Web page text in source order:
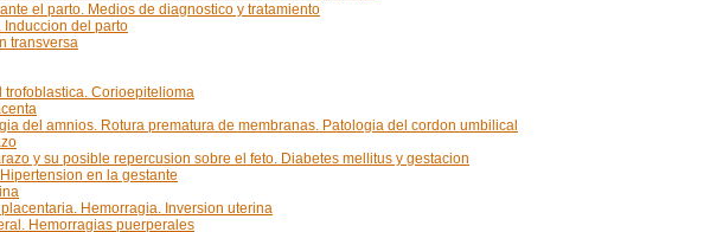
el parto. Medios de diagnostico y tratamiento
Induccion del parto
transversa
trofoblastica. Corioepitelioma
del amnios. Rotura prematura de membranas. Patologia del cordon umbilical
y su posible repercusion sobre el feto. Diabetes mellitus y gestacion
en la gestante
Hemorragia. Inversion uterina
Hemorragias puerperales